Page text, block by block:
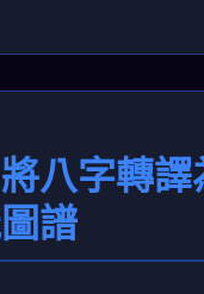
八字轉譯
譜